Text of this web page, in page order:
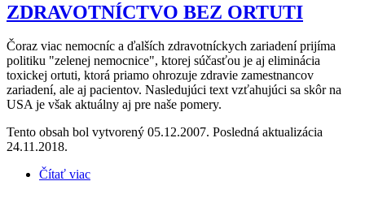
ZDRAVOTNÍCTVO BEZ ORTUTI
Čoraz viac nemocníc a ďalších zdravotníckych zariadení prijíma
politiku "zelenej nemocnice", ktorej súčasťou je aj eliminácia
toxickej ortuti, ktorá priamo ohrozuje zdravie zamestnancov
zariadení, ale aj pacientov. Nasledujúci text vzťahujúci sa skôr na
USA je však aktuálny aj pre naše pomery.
Tento obsah bol vytvorený 05.12.2007. Posledná aktualizácia
24.11.2018.
Čítať viac